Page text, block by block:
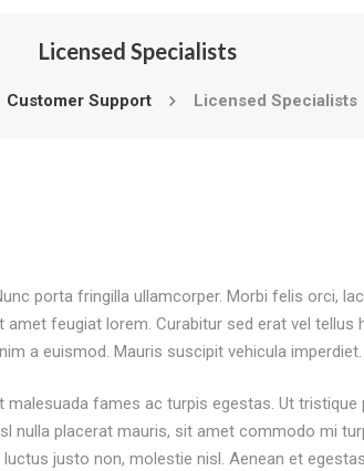
Licensed Specialists
Customer Support Licensed Specialists
porta fringilla ullamcorper. Morbi felis orci,
feugiat lorem. Curabitur sed erat vel tellus
a euismod. Mauris suscipit vehicula imperdiet.
fames ac turpis egestas. Ut
nulla placerat mauris, sit amet commodo mi
justo non, molestie nisl. Aenean et